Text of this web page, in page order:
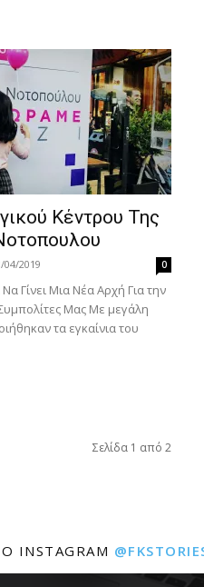
Κέντρου Της
04/2019 0
Γίνει Μια Νέα Αρχή Για την
Μας Με μεγάλη
τα εγκαίνια του
Σελίδα 1 από 2